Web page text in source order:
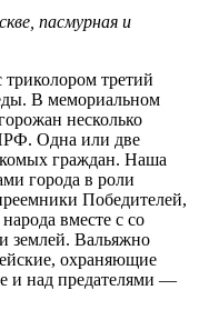
пасмурная и
третий
В мемориальном
несколько
Одна или две
граждан. Наша
города в роли
Победителей,
вместе с со
землей. Вальяжно
охраняющие
и над предателями —